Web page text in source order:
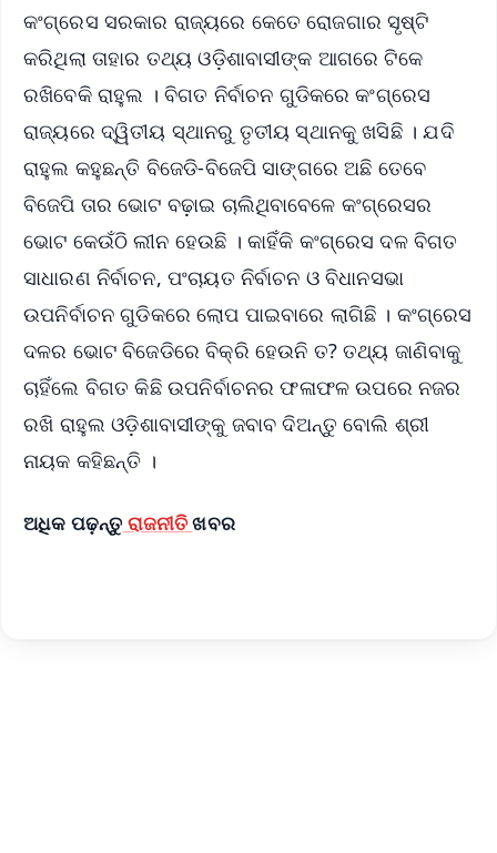
କଂଗ୍ରେସ ସରକାର ରାଜ୍ୟରେ କେତେ ରୋଜଗାର ସୃଷ୍ଟି
କରିଥିଲା ତାହାର ତଥ୍ୟ ଓଡ଼ିଶାବାସୀଙ୍କ ଆଗରେ ଟିକେ
ରଖିବେକି ରାହୁଲ । ବିଗତ ନିର୍ବାଚନ ଗୁଡିକରେ କଂଗ୍ରେସ
ରାଜ୍ୟରେ ଦ୍ୱିତୀୟ ସ୍ଥାନରୁ ତୃତୀୟ ସ୍ଥାନକୁ ଖସିଛି । ଯଦି
ରାହୁଲ କହୁଛନ୍ତି ବିଜେଡି-ବିଜେପି ସାଙ୍ଗରେ ଅଛି ତେବେ
ବିଜେପି ତାର ଭୋଟ ବଢ଼ାଇ ଚାଲିଥିବାବେଳେ କଂଗ୍ରେସର
ଭୋଟ କେଉଁଠି ଲୀନ ହେଉଛି । କାହିଁକି କଂଗ୍ରେସ ଦଳ ବିଗତ
ସାଧାରଣ ନିର୍ବାଚନ, ପଂଚାୟତ ନିର୍ବାଚନ ଓ ବିଧାନସଭା
ଉପନିର୍ବାଚନ ଗୁଡିକରେ ଲୋପ ପାଇବାରେ ଲାଗିଛି । କଂଗ୍ରେସ
ଦଳର ଭୋଟ ବିଜେଡିରେ ବିକ୍ରି ହେଉନି ତ? ତଥ୍ୟ ଜାଣିବାକୁ
ଚାହିଁଲେ ବିଗତ କିଛି ଉପନିର୍ବାଚନର ଫଳାଫଳ ଉପରେ ନଜର
ରଖି ରାହୁଲ ଓଡ଼ିଶାବାସୀଙ୍କୁ ଜବାବ ଦିଅନ୍ତୁ ବୋଲି ଶ୍ରୀ
ନାୟକ କହିଛନ୍ତି ।
ଅଧିକ ପଢ଼ନ୍ତୁ ରାଜନୀତିଖବର